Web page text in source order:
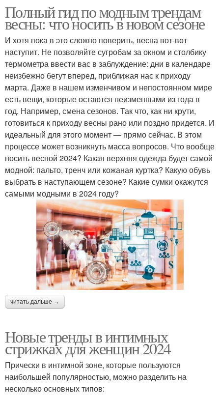
Полный гид по модным трендам
весны: что носить в новом сезоне
И хотя пока в это сложно поверить, весна вот-вот
наступит. Не позволяйте сугробам за окном и столбику
термометра ввести вас в заблуждение: дни в календаре
неизбежно бегут вперед, приближая нас к приходу
марта. Даже в нашем изменчивом и непостоянном мире
есть вещи, которые остаются неизменными из года в
год. Например, смена сезонов. Так что, как ни крути,
готовиться к приходу весны рано или поздно придется. И
идеальный для этого момент — прямо сейчас. В этом
процессе может возникнуть масса вопросов. Что вообще
носить весной 2024? Какая верхняя одежда будет самой
модной: пальто, тренч или кожаная куртка? Какую обувь
выбрать в наступающем сезоне? Какие сумки окажутся
самыми модными в 2024 году?
читать дальше →
Новые тренды в интимных
стрижках для женщин 2024
Прически в интимной зоне, которые пользуются
наибольшей популярностью, можно разделить на
несколько основных типов: